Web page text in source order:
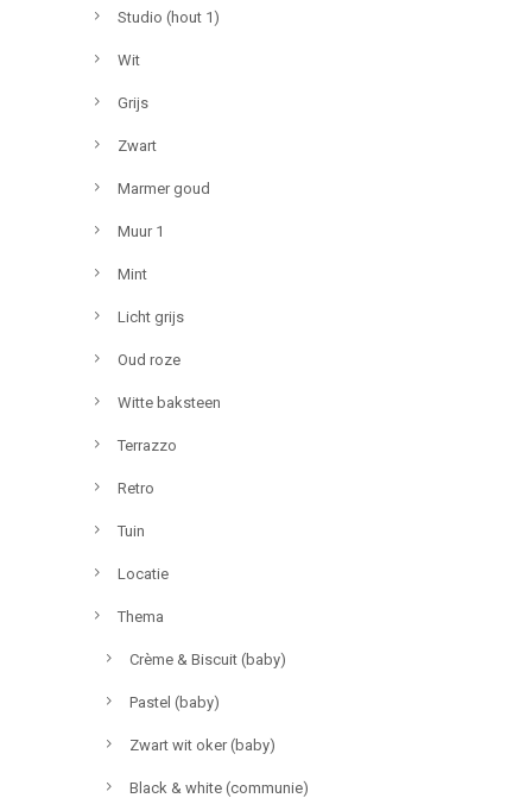
Studio (hout 1)
Wit
Grijs
Zwart
Marmer goud
Muur 1
Mint
Licht grijs
Oud roze
Witte baksteen
Terrazzo
Retro
Tuin
Locatie
Thema
Crème & Biscuit (baby)
Pastel (baby)
Zwart wit oker (baby)
Black & white (communie)